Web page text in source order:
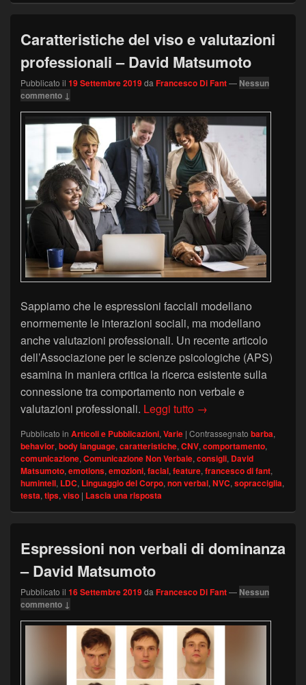
Caratteristiche del viso e valutazioni
professionali – David Matsumoto
Pubblicato il 19 Settembre 2019da Francesco Di Fant— Nessun
commento ↓
Sappiamo che le espressioni facciali modellano
enormemente le interazioni sociali, ma modellano
anche valutazioni professionali. Un recente articolo
dell’Associazione per le scienze psicologiche (APS)
esamina in maniera critica la ricerca esistente sulla
connessione tra comportamento non verbale e
valutazioni professionali. Leggi tutto Caratteristiche del
→
Pubblicato in Articoli e Pubblicazioni, Varie | Contrassegnato barba,
behavior, body language, caratteristiche, CNV, comportamento,
comunicazione, Comunicazione Non Verbale, consigli, David
Matsumoto, emotions, emozioni, facial, feature, francesco di fant,
humintell, LDC, Linguaggio del Corpo, non verbal, NVC, sopracciglia,
testa, tips, viso | Lascia una risposta
Espressioni non verbali di dominanza
– David Matsumoto
Pubblicato il 16 Settembre 2019da Francesco Di Fant— Nessun
commento ↓